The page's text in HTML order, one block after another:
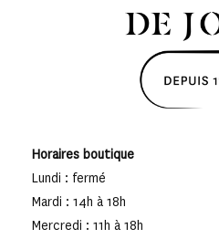
Horaires boutique
Lundi : fermé
Mardi : 14h à 18h
Mercredi : 11h à 18h